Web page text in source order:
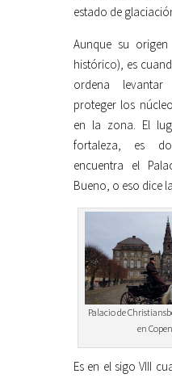
estado de
Aunque su
histórico), es
ordena
proteger los
en la zona. El
fortaleza, es
encuentra el
Bueno, o eso dice
Palacio de
en
Es en el sigo VIII